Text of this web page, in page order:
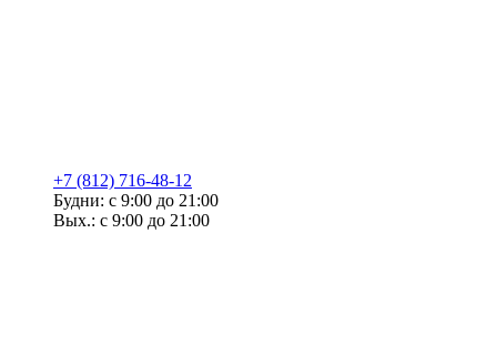
+7 (812) 716-48-12
Будни: с 9:00 до 21:00
Вых.: с 9:00 до 21:00